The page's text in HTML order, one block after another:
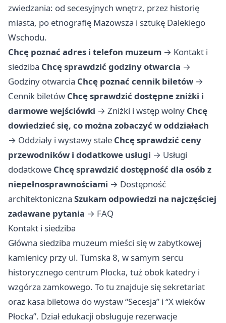
zwiedzania: od secesyjnych wnętrz, przez historię
miasta, po etnografię Mazowsza i sztukę Dalekiego
Wschodu.
Chcę poznać adres i telefon muzeum → Kontakt i
siedziba Chcę sprawdzić godziny otwarcia →
Godziny otwarcia Chcę poznać cennik biletów →
Cennik biletów Chcę sprawdzić dostępne zniżki i
darmowe wejściówki → Zniżki i wstęp wolny Chcę
dowiedzieć się, co można zobaczyć w oddziałach
→ Oddziały i wystawy stałe Chcę sprawdzić ceny
przewodników i dodatkowe usługi → Usługi
dodatkowe Chcę sprawdzić dostępność dla osób z
niepełnosprawnościami → Dostępność
architektoniczna Szukam odpowiedzi na najczęściej
zadawane pytania → FAQ
Kontakt i siedziba
Główna siedziba muzeum mieści się w zabytkowej
kamienicy przy ul. Tumska 8, w samym sercu
historycznego centrum Płocka, tuż obok katedry i
wzgórza zamkowego. To tu znajduje się sekretariat
oraz kasa biletowa do wystaw “Secesja” i “X wieków
Płocka”. Dział edukacji obsługuje rezerwacje